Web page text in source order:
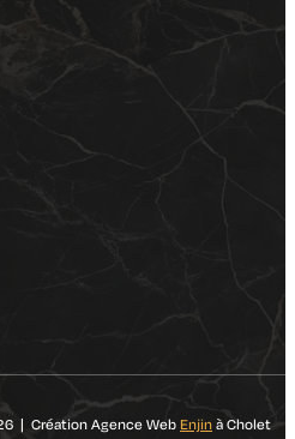
| Création Agence Web Enjin à Cholet